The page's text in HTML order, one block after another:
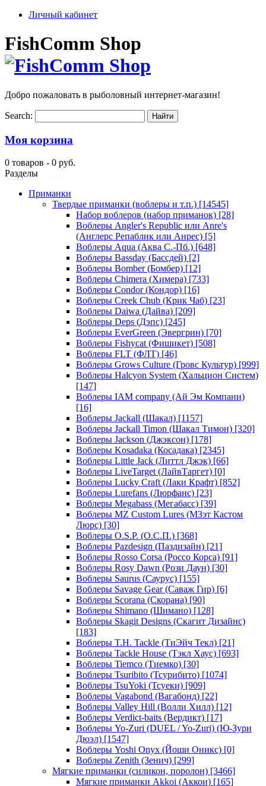
Личный кабинет
FishComm Shop
Добро пожаловать в рыболовный интернет-магазин!
Search:
Моя корзина
0 товаров - 0 руб.
Разделы
Приманки
Твердые приманки (воблеры и т.п.) [14545]
Набор воблеров (набор приманок) [28]
Воблеры Angler's Republic или Anre's
(Англерс Репаблик или Анрес) [5]
Воблеры Aqua (Аква С.-Пб.) [648]
Воблеры Bassday (Бассдей) [2]
Воблеры Bomber (Бомбер) [12]
Воблеры Chimera (Химера) [733]
Воблеры Condor (Кондор) [16]
Воблеры Creek Chub (Крик Чаб) [23]
Воблеры Daiwa (Дайва) [209]
Воблеры Deps (Дэпс) [245]
Воблеры EverGreen (Эвергрин) [70]
Воблеры Fishycat (Фишикет) [508]
Воблеры FLT (ФЛТ) [46]
Воблеры Grows Culture (Гровс Культур) [999]
Воблеры Halcyon System (Хальцион Систем)
[147]
Воблеры IAM company (Ай Эм Компани)
[16]
Воблеры Jackall (Шакал) [1157]
Воблеры Jackall Timon (Шакал Тимон) [320]
Воблеры Jackson (Джэксон) [178]
Воблеры Kosadaka (Косадака) [2345]
Воблеры Little Jack (Литтл Джэк) [66]
Воблеры LiveTarget (ЛайвТаргет) [0]
Воблеры Lucky Craft (Лаки Крафт) [852]
Воблеры Lurefans (Люрфанс) [23]
Воблеры Megabass (Мегабасс) [39]
Воблеры MZ Custom Lures (МЗэт Кастом
Люрс) [30]
Воблеры O.S.P. (О.С.П.) [368]
Воблеры Pazdesign (Паздизайн) [21]
Воблеры Rosso Corsa (Россо Корса) [91]
Воблеры Rosy Dawn (Рози Даун) [30]
Воблеры Saurus (Саурус) [155]
Воблеры Savage Gear (Саваж Гир) [6]
Воблеры Scorana (Скорана) [90]
Воблеры Shimano (Шимано) [128]
Воблеры Skagit Designs (Скагит Дизайнс)
[183]
Воблеры T.H. Tackle (ТиЭйч Текл) [21]
Воблеры Tackle House (Тэкл Хаус) [693]
Воблеры Tiemco (Тиемко) [30]
Воблеры Tsuribito (Тсурибито) [1074]
Воблеры TsuYoki (Тсуеки) [909]
Воблеры Vagabond (Вагабонд) [22]
Воблеры Valley Hill (Волли Хилл) [12]
Воблеры Verdict-baits (Вердикт) [17]
Воблеры Yo-Zuri (DUEL / Yo-Zuri) (Ю-Зури
Дюэл) [1547]
Воблеры Yoshi Onyx (Йоши Оникс) [0]
Воблеры Zenith (Зенич) [299]
Мягкие приманки (силикон, поролон) [3466]
Мягкие приманки Akkoi (Аккои) [165]